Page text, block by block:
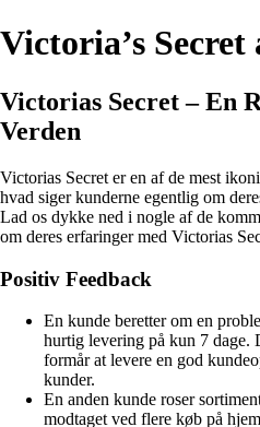
Victoria’s Secret
Victorias Secret – En
Verden
Victorias Secret er en af de mest
hvad siger kunderne egentlig om
Lad os dykke ned i nogle af de
om deres erfaringer med Victorias
Positiv Feedback
En kunde beretter om en
hurtig levering på kun 7 dage.
formår at levere en god
kunder.
En anden kunde roser
modtaget ved flere køb på